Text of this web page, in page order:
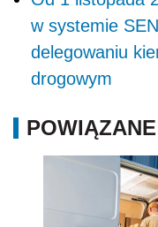
w systemie
delegowaniu
drogowym
POWIĄZANE